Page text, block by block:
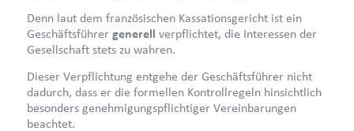
Denn laut dem französischen Kassationsgericht ist ein
Geschäftsführer generell verpflichtet, die Interessen der
Gesellschaft stets zu wahren.
Dieser Verpflichtung entgehe der Geschäftsführer nicht
dadurch, dass er die formellen Kontrollregeln hinsichtlich
besonders genehmigungspflichtiger Vereinbarungen
beachtet.